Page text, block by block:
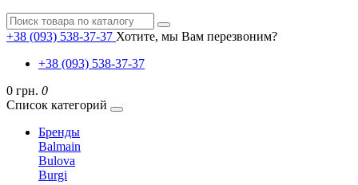
+38 (093) 538-37-37 Хотите, мы Вам перезвоним?
+38 (093) 538-37-37
0 грн. 0
Список категорий
Бренды
Balmain
Bulova
Burgi